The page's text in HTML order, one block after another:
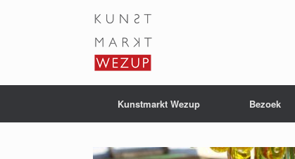
Kunstmarkt Wezup Bezoek